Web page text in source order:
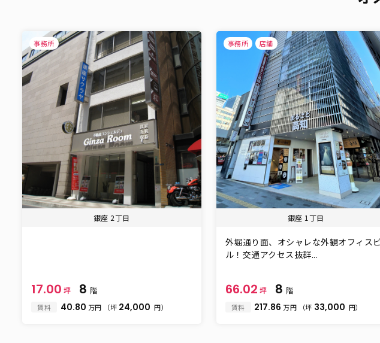
事務所
銀座 2丁目
17.00 坪 8 階
賃料 40.80 万円 （坪 24,000 円）
事務所 店舗
銀座 1丁目
外堀通り面、オシャレな外観オフィスビ
ル！交通アクセス抜群...
66.02 坪 8 階
賃料 217.86 万円 （坪 33,000 円）